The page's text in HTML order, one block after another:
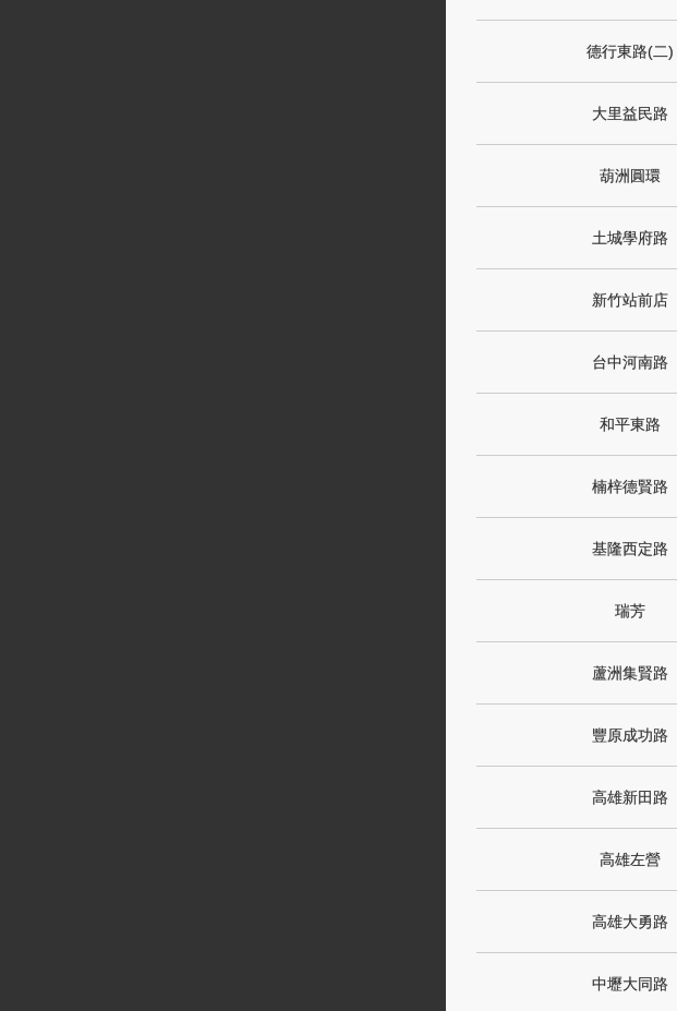
德行東路(二)
大里益民路
葫洲圓環
土城學府路
新竹站前店
台中河南路
和平東路
楠梓德賢路
基隆西定路
瑞芳
蘆洲集賢路
豐原成功路
高雄新田路
高雄左營
高雄大勇路
中壢大同路